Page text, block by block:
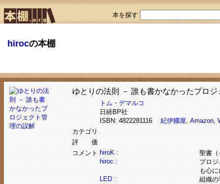
本を探す
hirocの本棚
ゆとりの法則 － 誰も書かなかったプロ
トム・デマルコ
日経BP社
ISBN: 4822281116 紀伊國屋, Amazon,
カテゴリ
評 価
コメント hiroK :
聖書（
hiroc :
プロ
も心
LED :
組織の